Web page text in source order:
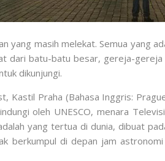
yang masih melekat. Semua yang
dari batu-batu besar, gereja-
dikunjungi.
Praha (Bahasa Inggris:
oleh UNESCO, menara
yang tertua di dunia, dibuat
berkumpul di depan jam